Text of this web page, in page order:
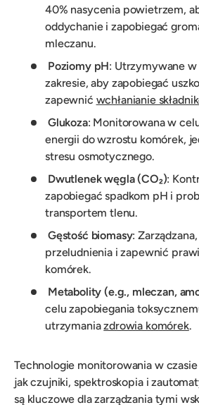
40% nasycenia powietrzem,
oddychanie i zapobiegać
mleczanu.
Poziomy pH: Utrzymywane
zakresie, aby zapobiegać
zapewnić wchłanianie
Glukoza: Monitorowana w
energii do wzrostu komórek,
stresu osmotycznego.
Dwutlenek węgla (CO₂):
zapobiegać spadkom pH i
transportem tlenu.
Gęstość biomasy:
przeludnienia i zapewnić
komórek.
Metabolity (e.g., mleczan,
celu zapobiegania
utrzymaniazdrowia komórek.
Technologie monitorowania w
jak czujniki, spektroskopia i
są kluczowe dla zarządzania tymi